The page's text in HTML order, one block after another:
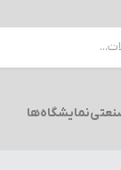
نمایشگاه‌ها